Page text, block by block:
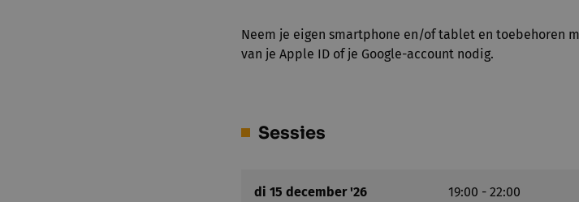
Neem je eigen smartphone en/of tablet en toebehoren
van je Apple ID of je Google-account nodig.
Sessies
di 15 december '26 19:00 - 22:00